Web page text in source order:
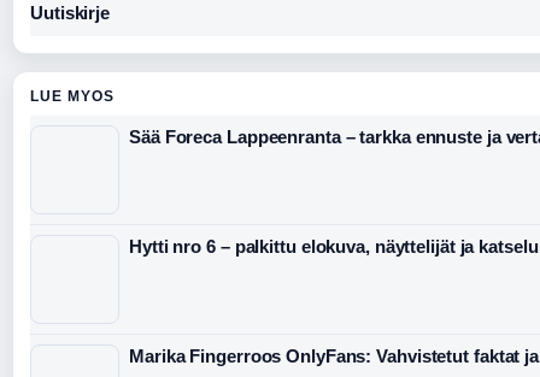
Uutiskirje
LUE MYOS
Sää Foreca Lappeenranta – tarkka ennuste ja
Hytti nro 6 – palkittu elokuva, näyttelijät ja katselu
Marika Fingerroos OnlyFans: Vahvistetut faktat